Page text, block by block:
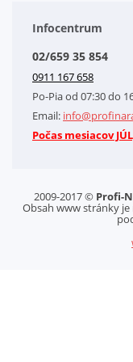
Obchodné podmienky
Kontakt
Letáky na stiahnutie
GDPR-Informácie o
Cookies
Infocentrum
02/659 35 854
0911 167 658
Po-Pia od 07:30 do
Email:
Počas mesiacov
2009-2017 © Profi-
Obsah www stránky